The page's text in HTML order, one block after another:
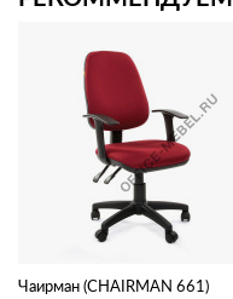
Чаирман (CHAIRMAN 661)